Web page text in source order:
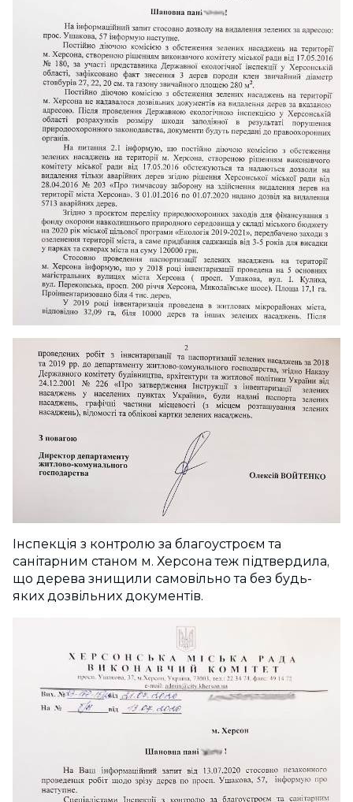
Інспекція з контролю за благоустроєм та
санітарним станом м. Херсона теж підтвердила,
що дерева знищили самовільно та без будь-
яких дозвільних документів.